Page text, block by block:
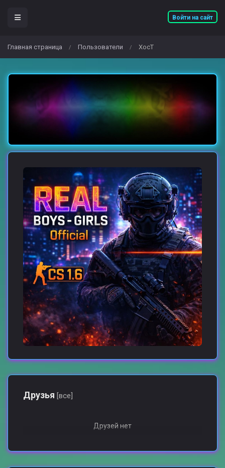
Войти на сайт
Главная страница / Пользователи / XocT
Друзья [все]
Друзей нет